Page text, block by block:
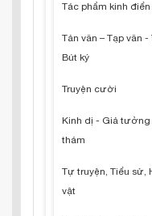
Tác phẩm kinh điển
Tản văn – Tạp văn -
Bút ký
Truyện cười
Kinh dị - Giả tưởng
thám
Tự truyện, Tiểu sử,
vật